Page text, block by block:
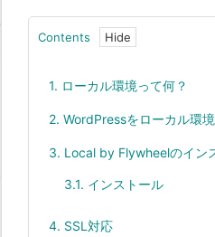
Contents
1. ローカル環境って何？
2. WordPressをローカル環
3. Local by Flywheelのイン
3.1. インストール
4. SSL対応